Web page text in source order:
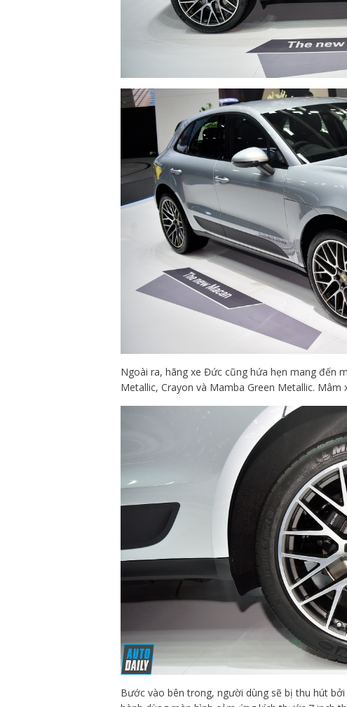
Ngoài ra, hãng xe Đức cũng hứa hẹn mang đến
Metallic, Crayon và Mamba Green Metallic.
Bước vào bên trong, người dùng sẽ bị thu hút